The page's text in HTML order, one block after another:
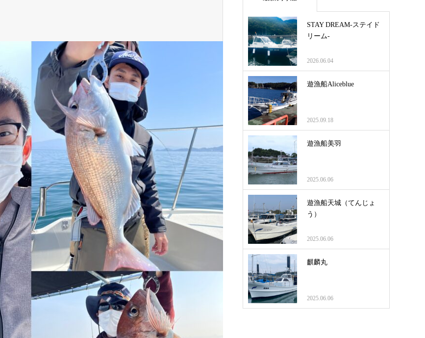
STAY DREAM-ステイド
リーム-
2026.06.04
遊漁船Aliceblue
2025.09.18
遊漁船美羽
2025.06.06
遊漁船天城（てんじょ
う）
2025.06.06
麒麟丸
2025.06.06